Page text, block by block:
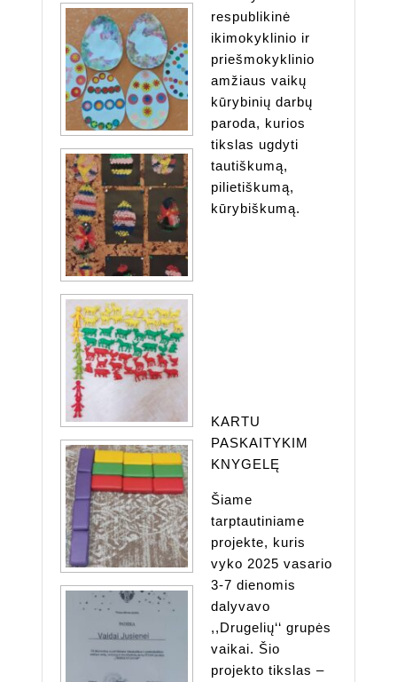
respublikinė
ikimokyklinio ir
priešmokyklinio
amžiaus vaikų
kūrybinių darbų
paroda, kurios
tikslas ugdyti
tautiškumą,
pilietiškumą,
kūrybiškumą.
KARTU
PASKAITYKIM
KNYGELĘ
Šiame
tarptautiniame
projekte, kuris
vyko 2025 vasario
3-7 dienomis
dalyvavo
,,Drugelių‘‘ grupės
vaikai. Šio
projekto tikslas –